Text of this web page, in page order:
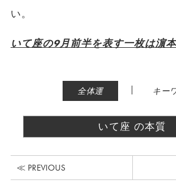
い。
いて座の9月前半を表す一枚は濵
全体運 | キー
いて座 の本質
≪ PREVIOUS